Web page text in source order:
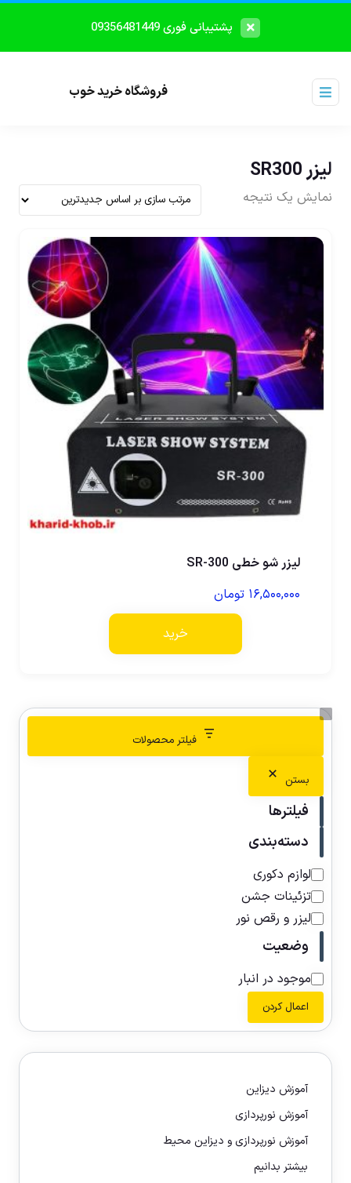
پشتیبانی فوری 09356481449
فروشگاه خرید خوب
لیزر SR300
نمایش یک نتیجه
لیزر شو خطی SR-300
۱۶,۵۰۰,۰۰۰ تومان
خرید
فیلتر محصولات
بستن
فیلترها
دسته‌بندی
لوازم دکوری
تزئینات جشن
لیزر و رقص نور
وضعیت
موجود در انبار
اعمال کردن
آموزش دیزاین
آموزش نورپردازی
آموزش نورپردازی و دیزاین محیط
بیشتر بدانیم